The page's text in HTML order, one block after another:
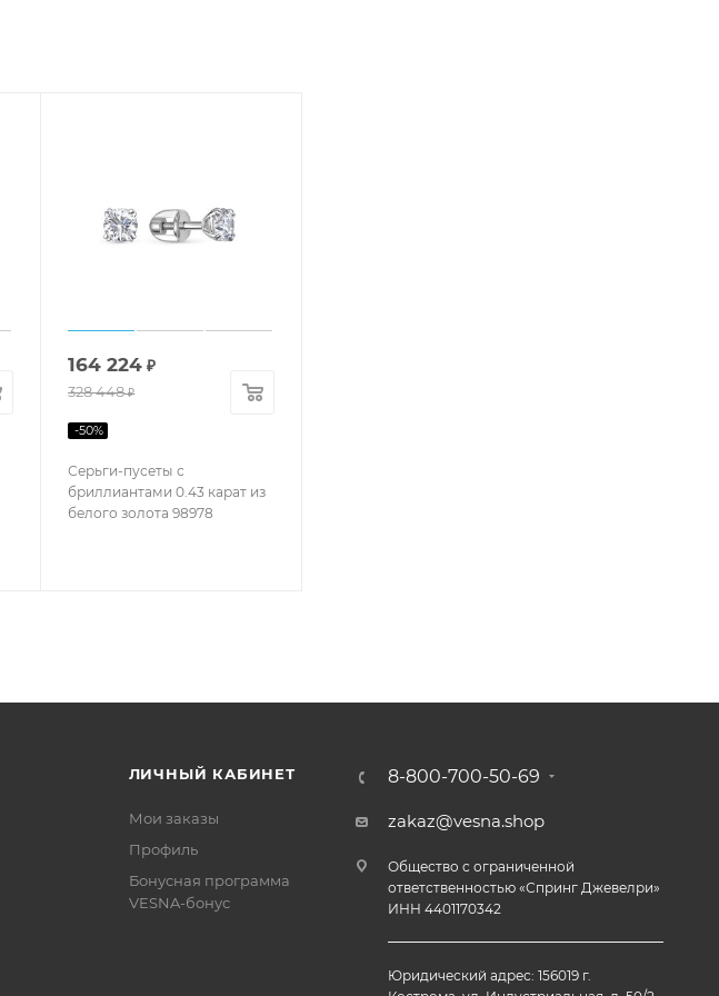
Серьги-пусеты с
бриллиантами 0.43 карат из
белого золота 98978
164 224 ₽
328 448₽
-50%
ЛИЧНЫЙ КАБИНЕТ
Мои заказы
Профиль
Бонусная программа
VESNA-бонус
8-800-700-50-69
zakaz@vesna.shop
Общество с ограниченной
ответственностью «Спринг Джевелри»
ИНН 4401170342
Юридический адрес: 156019 г.